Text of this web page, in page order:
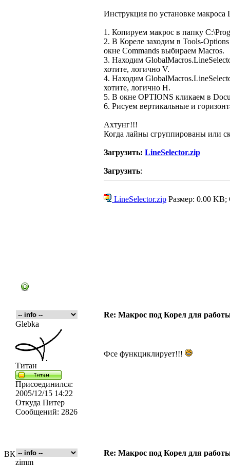
ВК
Инструкция по установке
1. Копируем макрос в папку
2. В Кореле заходим в Tools-
окне Commands выбираем Macros.
3. Находим
хотите, логично V.
4. Находим
хотите, логично H.
5. В окне OPTIONS кликаем в
6. Рисуем вертикальные и
Ахтунг!!!
Когда лайны сгруппированы или
Загрузить: LineSelector.zip
Загрузить:
LineSelector.zip Размер: 0.00 KB;
Re: Макрос под Корел для
Glebka
Титан
Присоединился:
2005/12/15 14:22
Откуда Питер
Сообщений: 2826
Фсе функциклирует!!!
Re: Макрос под Корел для
zimm